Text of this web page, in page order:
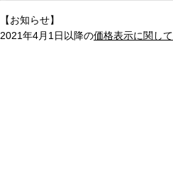
【お知らせ】
2021年4月1日以降の価格表示に関して